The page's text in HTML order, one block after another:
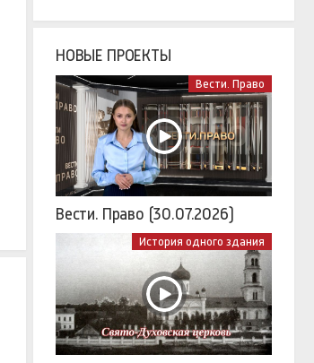
НОВЫЕ ПРОЕКТЫ
Вести. Право
Вести. Право (30.07.2026)
История одного здания